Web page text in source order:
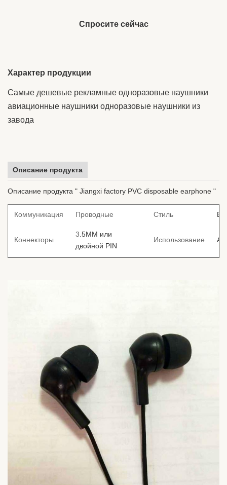
Спросите сейчас
Характер продукции
Самые дешевые рекламные одноразовые наушники
авиационные наушники одноразовые наушники из
завода
Описание продукта
Описание продукта " Jiangxi factory PVC disposable earphone "
Коммуникация Проводные Стиль
Коннекторы
3 .5MM или
двойной PIN
Использование
илиНастраиваемый
Покрытие
Доступно Образцы